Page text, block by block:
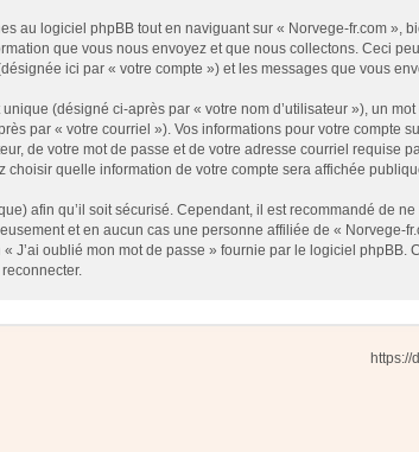
au logiciel phpBB tout en naviguant sur « Norvege-fr.com
que vous nous envoyez et que nous collectons. Ceci
ici par « votre compte ») et les messages que vous
(désigné ci-après par « votre nom d’utilisateur »), un
par « votre courriel »). Vos informations pour votre
de votre mot de passe et de votre adresse courriel
choisir quelle information de votre compte sera affichée
afin qu’il soit sécurisé. Cependant, il est recommandé de
et en aucun cas une personne affiliée de «
J’ai oublié mon mot de passe » fournie par le logiciel
https://